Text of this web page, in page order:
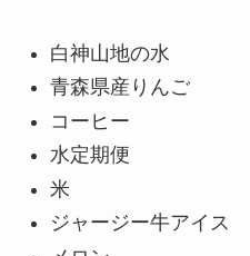
白神山地の水
青森県産りんご
コーヒー
水定期便
米
ジャージー牛アイス